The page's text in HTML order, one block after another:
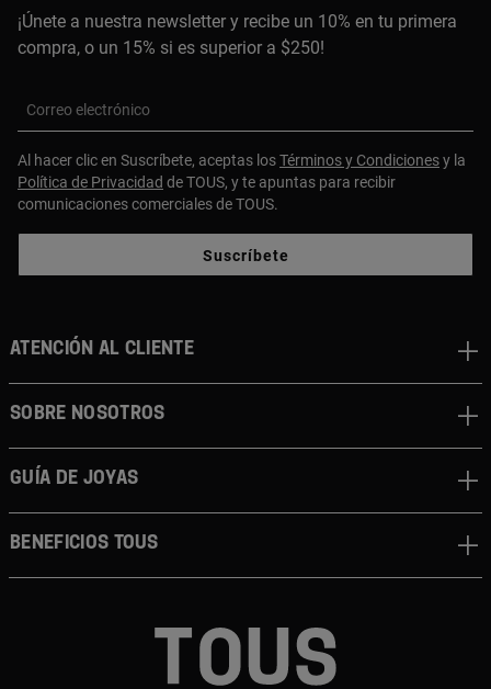
¡Únete a nuestra newsletter y recibe un 10% en tu primera
compra, o un 15% si es superior a $250!
Correo electrónico
Al hacer clic en Suscríbete, aceptas losTérminos y Condicionesy la
Política de Privacidad de TOUS, y te apuntas para recibir
comunicaciones comerciales de TOUS.
Suscríbete
ATENCIÓN AL CLIENTE
SOBRE NOSOTROS
GUÍA DE JOYAS
BENEFICIOS TOUS